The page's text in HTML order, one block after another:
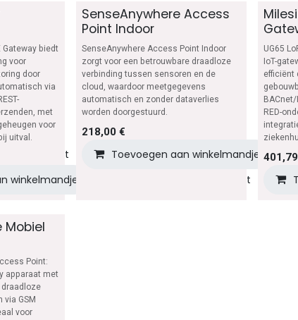
verlanglijst
Gateway biedt
voor
door
via
met
voor
uitval.
winkelmandje Toevoegen aan verlanglijst
SenseAnywhere Access
Point Indoor
SenseAnywhere Access Point Indoor
zorgt voor een betrouwbare draadloze
verbinding tussen sensoren en de
cloud, waardoor meetgegevens
automatisch en zonder dataverlies
worden doorgestuurd.
218,00 €
Toevoegen aan winkelmandje
UG65
IoT-
efficiënt
BACnet/
RED-
401,79
Mobiel
Point:
apparaat met
GSM
voor